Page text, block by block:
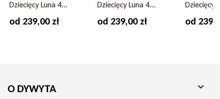
Dziecięcy Luna 4...
od 239,00 zł
Dziecięcy Luna 4...
od 239,00 zł
Dziecięcy
od
O DYWYTA 